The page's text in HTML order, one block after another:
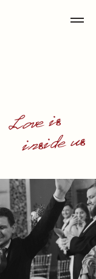
Love is
ginside us